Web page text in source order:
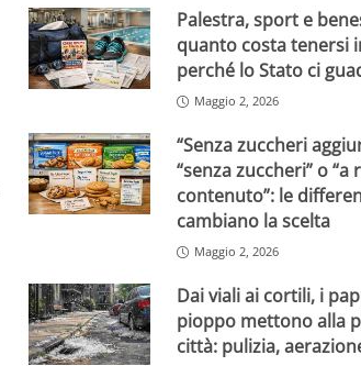
Palestra, sport e
quanto costa tenersi
perché lo Stato ci
Maggio 2, 2026
“Senza zuccheri
“senza zuccheri” o
contenuto”: le
cambiano la scelta
Maggio 2, 2026
Dai viali ai cortili, i
pioppo mettono alla
città: pulizia,